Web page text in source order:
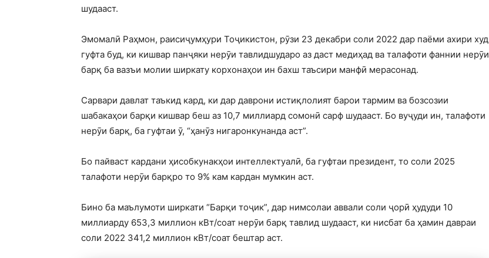
шудааст.
Эмомалӣ Раҳмон, раисиҷумҳури Тоҷикистон, рӯзи 23 декабри соли 2022 дар паёми ахири худ
гуфта буд, ки кишвар панҷяки нерӯи тавлидшударо аз даст медиҳад ва талафоти фаннии нерӯи
барқ ​​ба вазъи молии ширкату корхонаҳои ин бахш таъсири манфӣ мерасонад.
Сарвари давлат таъкид кард, ки дар даврони истиқлолият барои тармим ва бозсозии
шабакаҳои барқи кишвар беш аз 10,7 миллиард сомонӣ сарф шудааст. Бо вуҷуди ин, талафоти
нерӯи барқ, ба гуфтаи ӯ, “ҳанӯз нигаронкунанда аст”.
Бо пайваст кардани ҳисобкунакҳои интеллектуалӣ, ба гуфтаи президент, то соли 2025
талафоти нерӯи барқро то 9% кам кардан мумкин аст.
Бино ба маълумоти ширкати “Барқи тоҷик”, дар нимсолаи аввали соли ҷорӣ ҳудуди 10
миллиарду 653,3 миллион кВт/соат нерӯи барқ ​​тавлид шудааст, ки нисбат ба ҳамин давраи
соли 2022 341,2 миллион кВт/соат бештар аст.